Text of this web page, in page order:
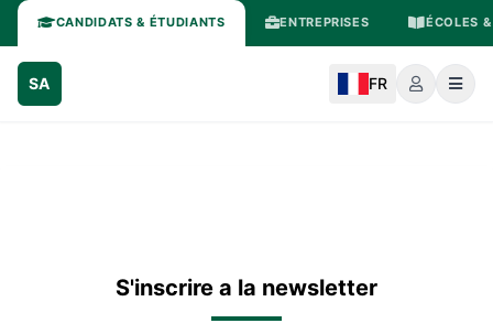
CANDIDATS & ÉTUDIANTS ENTREPRISES ÉCOLES
SA FR
S'inscrire a la newsletter